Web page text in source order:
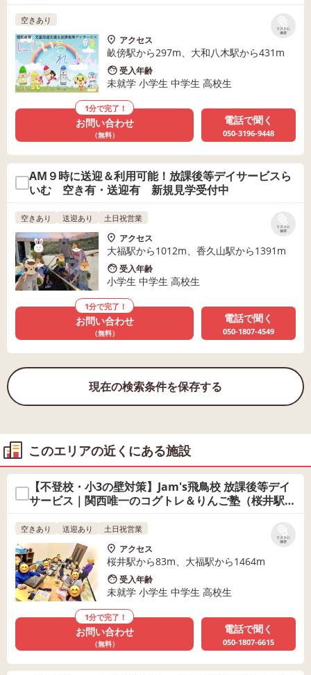
リストに
保存
空きあり
アクセス
畝傍駅から297m、大和八木駅から431m
受入年齢
未就学 小学生 中学生 高校生
1分で完了！
お問い合わせ
（無料）
電話で聞く
050-3196-9448
AM９時に送迎＆利用可能！放課後等デイサービスら
いむ 空き有・送迎有 新規見学受付中
リストに
保存
空きあり 送迎あり 土日祝営業
アクセス
大福駅から1012m、香久山駅から1391m
受入年齢
小学生 中学生 高校生
1分で完了！
お問い合わせ
（無料）
電話で聞く
050-1807-4549
現在の検索条件を保存する
このエリアの近くにある施設
【不登校・小3の壁対策】Jam's飛鳥校 放課後等デイ
サービス｜関西唯一のコグトレ＆りんご塾（桜井駅徒
歩1分）
リストに
保存
空きあり 送迎あり 土日祝営業
アクセス
桜井駅から83m、大福駅から1464m
受入年齢
未就学 小学生 中学生 高校生
1分で完了！
お問い合わせ
（無料）
電話で聞く
050-1807-6615